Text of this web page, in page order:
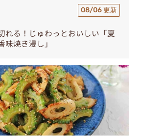
08/06 更新
れる！じゅわっとおいしい「夏
焼き浸し」